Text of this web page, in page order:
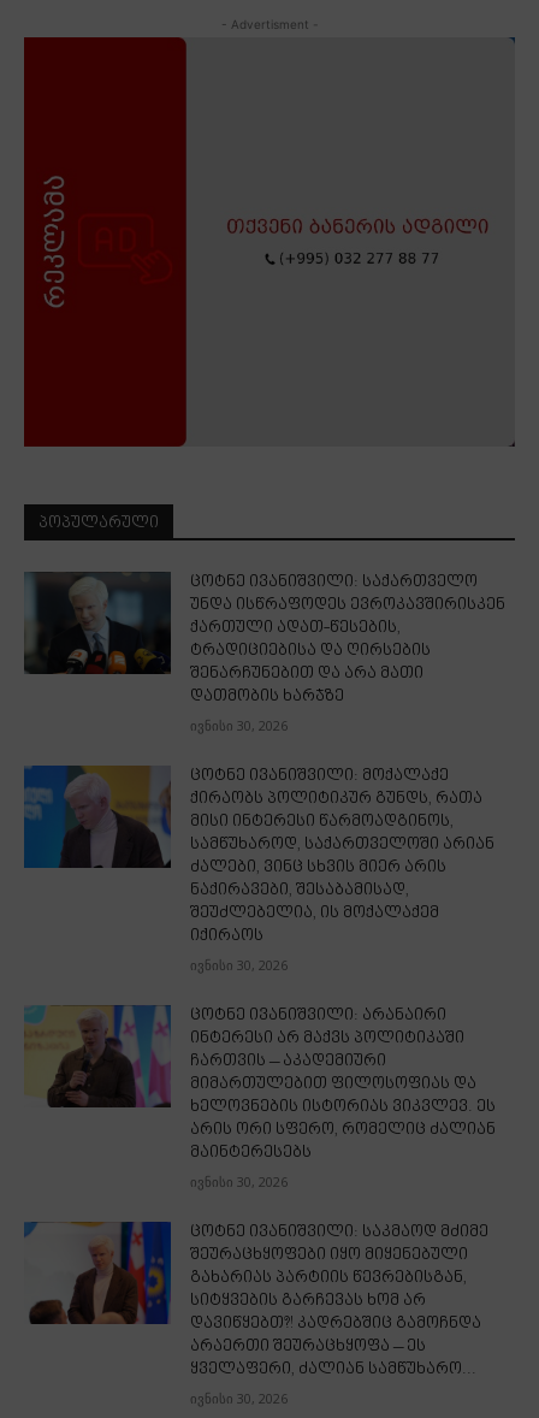
- Advertisment -
ᲞᲝᲞᲣᲚᲐᲠᲣᲚᲘ
ცოტნე ივანიშვილი: საქართველო
უნდა ისწრაფოდეს ევროკავშირისკენ
ქართული ადათ-წესების,
ტრადიციებისა და ღირსების
შენარჩუნებით და არა მათი
დათმობის ხარჯზე
ივნისი 30, 2026
ცოტნე ივანიშვილი: მოქალაქე
ქირაობს პოლიტიკურ გუნდს, რათა
მისი ინტერესი წარმოადგინოს,
სამწუხაროდ, საქართველოში არიან
ძალები, ვინც სხვის მიერ არის
ნაქირავები, შესაბამისად,
შეუძლებელია, ის მოქალაქემ
იქირაოს
ივნისი 30, 2026
ცოტნე ივანიშვილი: არანაირი
ინტერესი არ მაქვს პოლიტიკაში
ჩართვის – აკადემიური
მიმართულებით ფილოსოფიას და
ხელოვნების ისტორიას ვიკვლევ. ეს
არის ორი სფერო, რომელიც ძალიან
მაინტერესებს
ივნისი 30, 2026
ცოტნე ივანიშვილი: საკმაოდ მძიმე
შეურაცხყოფები იყო მიყენებული
გახარიას პარტიის წევრებისგან,
სიტყვების გარჩევას ხომ არ
დავიწყებთ?! კადრებშიც გამოჩნდა
არაერთი შეურაცხყოფა – ეს
ყველაფერი, ძალიან სამწუხარო...
ივნისი 30, 2026